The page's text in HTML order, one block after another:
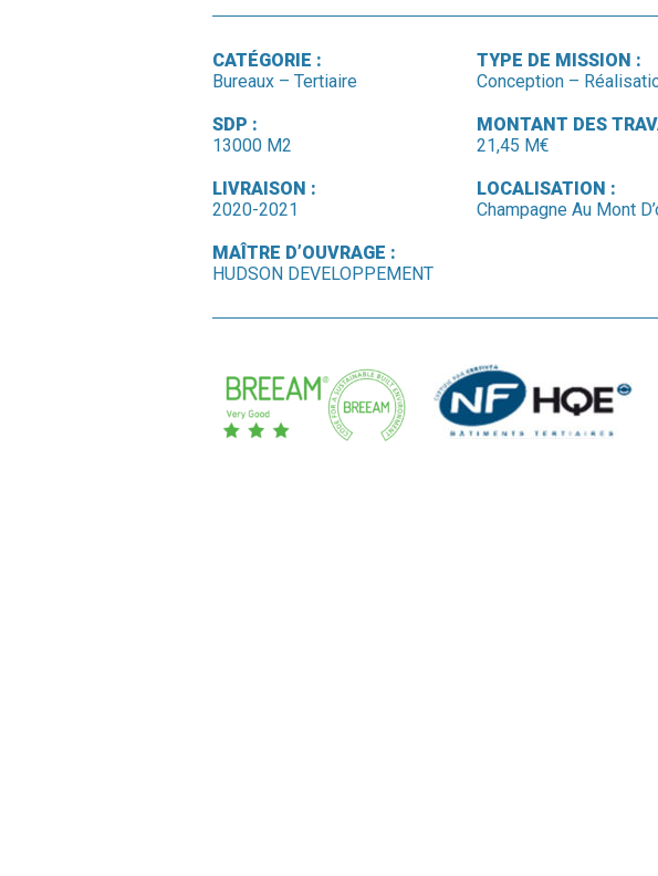
SDP :
13000 M2
MONTANT DES
21,45 M€
LIVRAISON :
2020-2021
LOCALISATION :
Champagne Au Mont
MAÎTRE D’OUVRAGE :
HUDSON DEVELOPPEMENT